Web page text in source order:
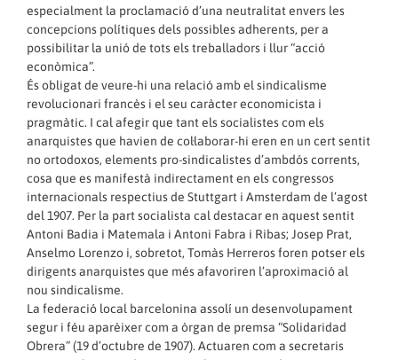
especialment la proclamació d’una neutralitat envers les
concepcions polítiques dels possibles adherents, per a
possibilitar la unió de tots els treballadors i llur “acció
econòmica”.
És obligat de veure-hi una relació amb el sindicalisme
revolucionari francès i el seu caràcter economicista i
pragmàtic. I cal afegir que tant els socialistes com els
anarquistes que havien de col·laborar-hi eren en un cert sentit
no ortodoxos, elements pro-sindicalistes d’ambdós corrents,
cosa que es manifestà indirectament en els congressos
internacionals respectius de Stuttgart i Amsterdam de l’agost
del 1907. Per la part socialista cal destacar en aquest sentit
Antoni Badia i Matemala i Antoni Fabra i Ribas; Josep Prat,
Anselmo Lorenzo i, sobretot, Tomàs Herreros foren potser els
dirigents anarquistes que més afavoriren l’aproximació al
nou sindicalisme.
La federació local barcelonina assolí un desenvolupament
segur i féu aparèixer com a òrgan de premsa “Solidaridad
Obrera” (19 d’octubre de 1907). Actuaren com a secretaris